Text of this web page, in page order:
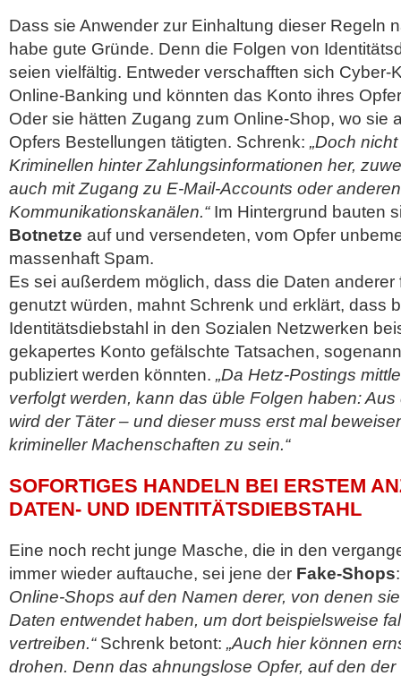
Dass sie Anwender zur Einhaltung dieser Regeln
habe gute Gründe. Denn die Folgen von
seien vielfältig. Entweder verschafften sich Cyber-
Online-Banking und könnten das Konto ihres
Oder sie hätten Zugang zum Online-Shop, wo sie
Opfers Bestellungen tätigten. Schrenk: „Doch
Kriminellen hinter Zahlungsinformationen her,
auch mit Zugang zu E-Mail-Accounts oder anderen
Kommunikationskanälen.“Im Hintergrund bauten
Botnetze auf und versendeten, vom Opfer
massenhaft Spam.
Es sei außerdem möglich, dass die Daten anderer
genutzt würden, mahnt Schrenk und erklärt, dass
Identitätsdiebstahl in den Sozialen Netzwerken
gekapertes Konto gefälschte Tatsachen,
publiziert werden könnten. „Da Hetz-Postings
verfolgt werden, kann das üble Folgen haben:
wird der Täter – und dieser muss erst mal
krimineller Machenschaften zu sein.“
SOFORTIGES HANDELN BEI ERSTEM
DATEN- UND IDENTITÄTSDIEBSTAHL
Eine noch recht junge Masche, die in den
immer wieder auftauche, sei jene der Fake-Shops
Online-Shops auf den Namen derer, von denen
Daten entwendet haben, um dort beispielsweise
vertreiben.“Schrenk betont: „Auch hier können
drohen. Denn das ahnungslose Opfer, auf den